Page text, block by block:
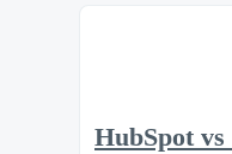
HubSpot vs